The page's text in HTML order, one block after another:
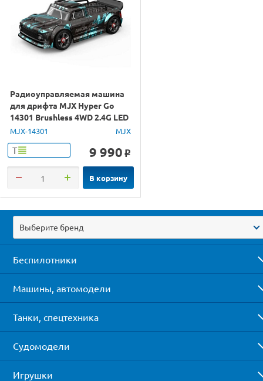
Радиоуправляемая машина
для дрифта MJX Hyper Go
14301 Brushless 4WD 2.4G LED
1/14 RTR
MJX-14301 MJX
Т 9 990 o
В корзину
Выберите бренд
Беспилотники
Машины, автомодели
Танки, спецтехника
Судомодели
Игрушки